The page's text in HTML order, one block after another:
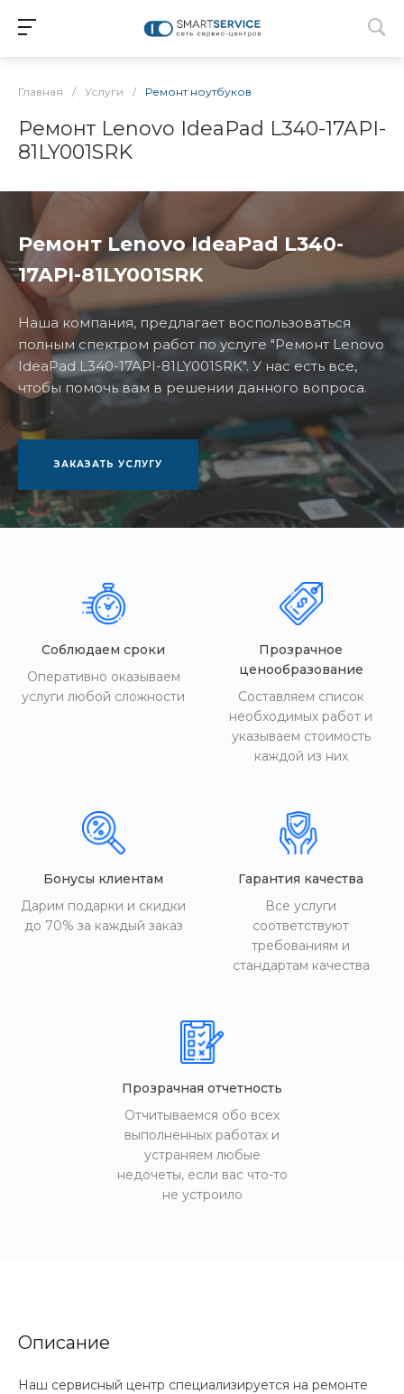
Главная / Услуги / Ремонт ноутбуков
Ремонт Lenovo IdeaPad L340-17API-
81LY001SRK
Ремонт Lenovo IdeaPad L340-
17API-81LY001SRK
Наша компания, предлагает воспользоваться
полным спектром работ по услуге "Ремонт Lenovo
IdeaPad L340-17API-81LY001SRK". У нас есть все,
чтобы помочь вам в решении данного вопроса.
ЗАКАЗАТЬ УСЛУГУ
Соблюдаем сроки
Оперативно оказываем
услуги любой сложности
Прозрачное
ценообразование
Составляем список
необходимых работ и
указываем стоимость
каждой из них
Бонусы клиентам
Дарим подарки и скидки
до 70% за каждый заказ
Гарантия качества
Все услуги
соответствуют
требованиям и
стандартам качества
Прозрачная отчетность
Отчитываемся обо всех
выполненных работах и
устраняем любые
недочеты, если вас что-то
не устроило
Описание
Наш сервисный центр специализируется на ремонте